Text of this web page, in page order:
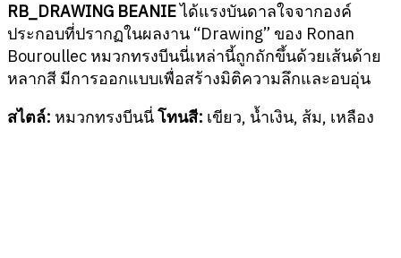
RB_DRAWING BEANIEได้แรงบันดาลใจจากองค์
ประกอบที่ปรากฏในผลงาน “Drawing” ของ Ronan
Bouroullec หมวกทรงบีนนี่เหล่านี้ถูกถักขึ้นด้วยเส้นด้าย
หลากสี มีการออกแบบเพื่อสร้างมิติความลึกและอบอุ่น
สไตล์: หมวกทรงบีนนี่โทนสี: เขียว, น้ำเงิน, ส้ม, เหลือง